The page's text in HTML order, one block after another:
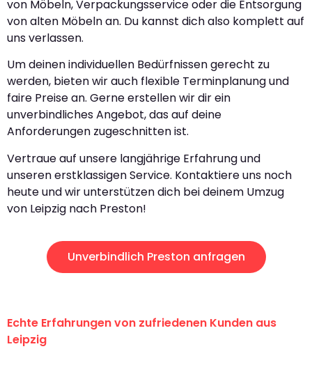
von Möbeln, Verpackungsservice oder die Entsorgung
von alten Möbeln an. Du kannst dich also komplett auf
uns verlassen.
Um deinen individuellen Bedürfnissen gerecht zu
werden, bieten wir auch flexible Terminplanung und
faire Preise an. Gerne erstellen wir dir ein
unverbindliches Angebot, das auf deine
Anforderungen zugeschnitten ist.
Vertraue auf unsere langjährige Erfahrung und
unseren erstklassigen Service. Kontaktiere uns noch
heute und wir unterstützen dich bei deinem Umzug
von Leipzig nach Preston!
Unverbindlich Preston anfragen
Echte Erfahrungen von zufriedenen Kunden aus
Leipzig